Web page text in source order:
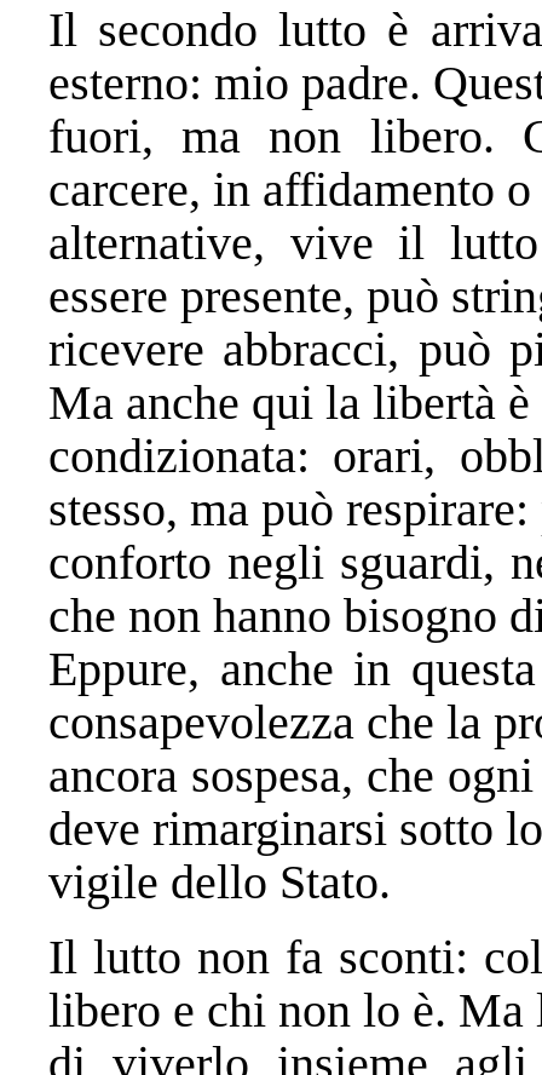
Il secondo lutto è
esterno: mio padre.
fuori, ma non libero.
carcere, in affidamento
alternative, vive il
essere presente, può
ricevere abbracci, può
Ma anche qui la libertà è
condizionata: orari,
stesso, ma può
conforto negli sguardi,
che non hanno bisogno
Eppure, anche in
consapevolezza che la
ancora sospesa, che
deve rimarginarsi sotto
vigile dello Stato.
Il lutto non fa sconti:
libero e chi non lo è. Ma
di viverlo insieme